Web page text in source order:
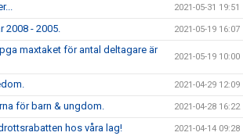
2021-05-31 19:51
2008 - 2005. 2021-05-19 16:07
maxtaket för antal deltagare är
2021-05-19 10:00
2021-04-29 12:09
för barn & ungdom. 2021-04-28 16:22
hos våra lag! 2021-04-14 09:28